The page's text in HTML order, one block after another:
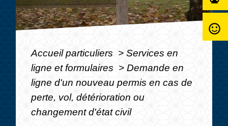
Accueil particuliers > Services en
ligne et formulaires > Demande en
ligne d'un nouveau permis en cas de
perte, vol, détérioration ou
changement d'état civil
sentiment_satisfied_alt